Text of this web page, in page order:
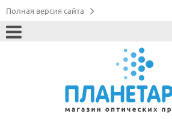
Полная версия сайта